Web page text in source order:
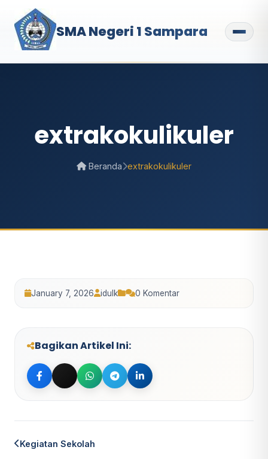
SMA Negeri 1 Sampara
extrakokulikuler
Beranda extrakokulikuler
January 7, 2026 idulk 0 Komentar
Bagikan Artikel Ini:
Bagikan ke Facebook
Bagikan ke Twitter
Bagikan ke WhatsApp
Bagikan ke Telegram
Bagikan ke LinkedIn
Kegiatan Sekolah